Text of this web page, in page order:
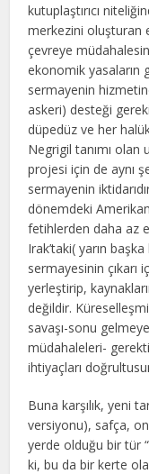
kutuplaştırıcı
merkezini oluşturan
çevreye
ekonomik yasaların
sermayenin
askeri) desteği
düpedüz ve her
Negrigil tanımı olan
projesi için de aynı
sermayenin
dönemdeki
fetihlerden daha az
Irak’taki( yarın
sermayesinin
yerleştirip,
değildir.
savaşı-sonu
müdahaleleri-
ihtiyaçları
Buna karşılık, yeni
versiyonu), safça,
yerde olduğu bir tür
ki, bu da bir kerte